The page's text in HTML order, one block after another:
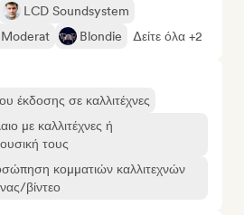
LCD Soundsystem
Moderat Blondie Δείτε όλα +2
έκδοσης σε καλλιτέχνες
με καλλιτέχνες ή
τους
κομματιών καλλιτεχνών
βίντεο